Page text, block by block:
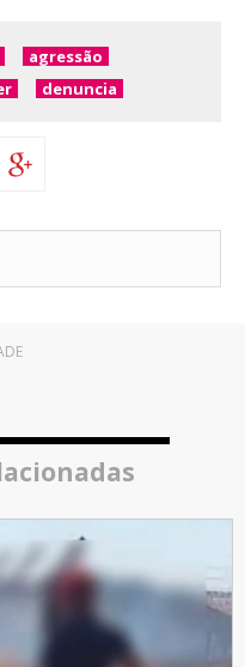
agressão
denuncia